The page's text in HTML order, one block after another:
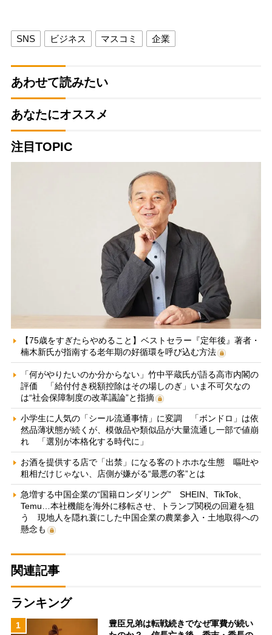
SNS ビジネス マスコミ 企業
あわせて読みたい
あなたにオススメ
注目TOPIC
【75歳をすぎたらやめること】ベストセラー『定年後』著者・
楠木新氏が指南する老年期の好循環を呼び込む方法
「何がやりたいのか分からない」竹中平蔵氏が語る高市内閣の
評価 「給付付き税額控除はその場しのぎ」いま不可欠なの
は“社会保障制度の改革議論”と指摘
小学生に人気の「シール流通事情」に変調 「ボンドロ」は依
然品薄状態が続くが、模倣品や類似品が大量流通し一部で値崩
れ 「選別が本格化する時代に」
お酒を提供する店で「出禁」になる客のトホホな生態 嘔吐や
粗相だけじゃない、店側が嫌がる“最悪の客”とは
急増する中国企業の“国籍ロンダリング” SHEIN、TikTok、
Temu…本社機能を海外に移転させ、トランプ関税の回避を狙
う 現地人を隠れ蓑にした中国企業の農業参入・土地取得への
懸念も
関連記事
ランキング
1
豊臣兄弟は転戦続きでなぜ軍費が続い